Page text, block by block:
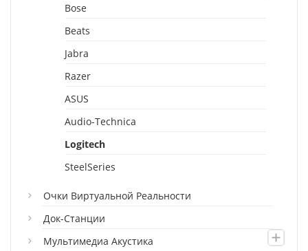
Bose
Beats
Jabra
Razer
ASUS
Audio-Technica
Logitech
SteelSeries
Очки Виртуальной Реальности
Док-Станции
Мультимедиа Акустика